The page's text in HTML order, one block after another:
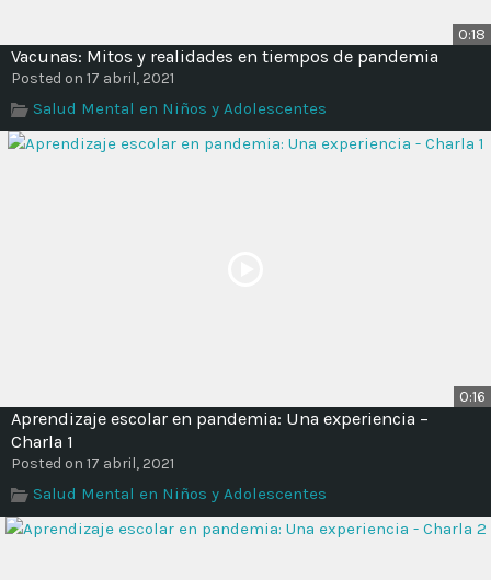
0:18
Vacunas: Mitos y realidades en tiempos de pandemia
Posted on 17 abril, 2021
Salud Mental en Niños y Adolescentes
0:16
Aprendizaje escolar en pandemia: Una experiencia –
Charla 1
Posted on 17 abril, 2021
Salud Mental en Niños y Adolescentes